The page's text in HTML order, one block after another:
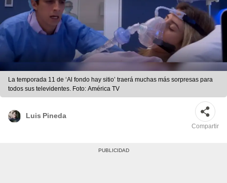
La temporada 11 de ‘Al fondo hay sitio’ traerá muchas más sorpresas para
todos sus televidentes. Foto: América TV
Luis Pineda
Compartir